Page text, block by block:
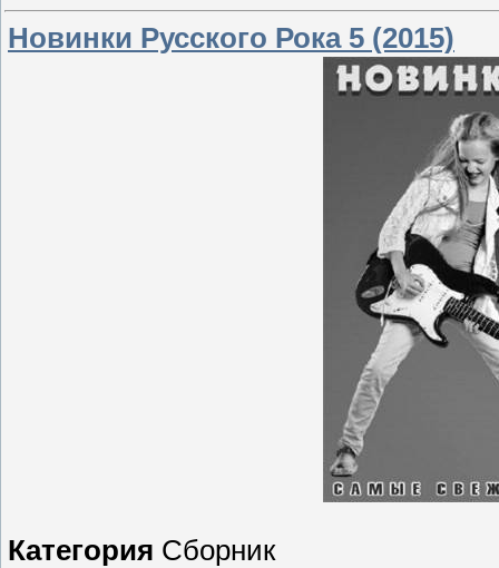
Новинки Русского Рока 5 (2015)
Категория Сборник